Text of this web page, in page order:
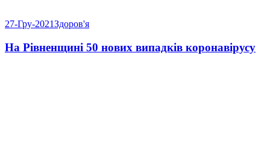
27-Гру-2021Здоров'я
На Рівненщині 50 нових випадків коронавірусу